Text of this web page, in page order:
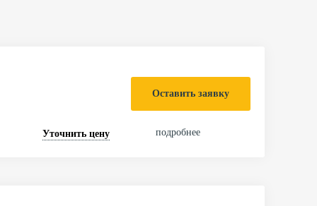
Уточнить цену
Оставить заявку
подробнее